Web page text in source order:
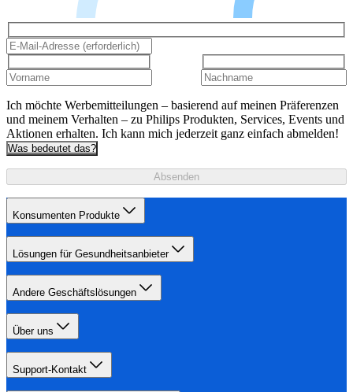
Ich möchte Werbemitteilungen – basierend auf meinen Präferenzen
und meinem Verhalten – zu Philips Produkten, Services, Events und
Aktionen erhalten. Ich kann mich jederzeit ganz einfach abmelden!
Was bedeutet das?
Absenden
Konsumenten Produkte
Lösungen für Gesundheitsanbieter
Andere Geschäftslösungen
Über uns
Support-Kontakt